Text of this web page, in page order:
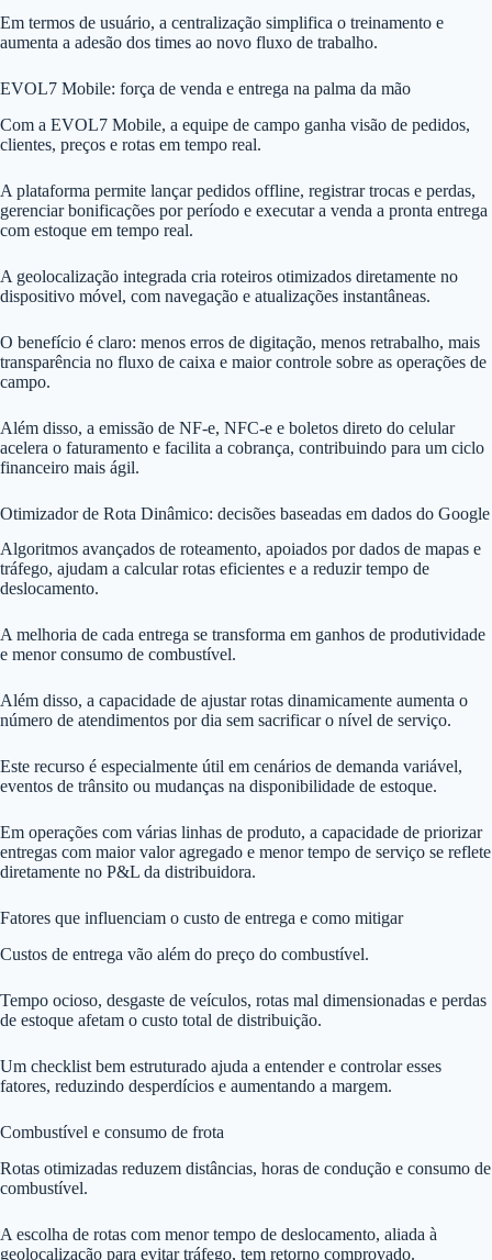
Em termos de usuário, a centralização simplifica o treinamento e
aumenta a adesão dos times ao novo fluxo de trabalho.
EVOL7 Mobile: força de venda e entrega na palma da mão
Com a EVOL7 Mobile, a equipe de campo ganha visão de pedidos,
clientes, preços e rotas em tempo real.
A plataforma permite lançar pedidos offline, registrar trocas e perdas,
gerenciar bonificações por período e executar a venda a pronta entrega
com estoque em tempo real.
A geolocalização integrada cria roteiros otimizados diretamente no
dispositivo móvel, com navegação e atualizações instantâneas.
O benefício é claro: menos erros de digitação, menos retrabalho, mais
transparência no fluxo de caixa e maior controle sobre as operações de
campo.
Além disso, a emissão de NF-e, NFC-e e boletos direto do celular
acelera o faturamento e facilita a cobrança, contribuindo para um ciclo
financeiro mais ágil.
Otimizador de Rota Dinâmico: decisões baseadas em dados do Google
Algoritmos avançados de roteamento, apoiados por dados de mapas e
tráfego, ajudam a calcular rotas eficientes e a reduzir tempo de
deslocamento.
A melhoria de cada entrega se transforma em ganhos de produtividade
e menor consumo de combustível.
Além disso, a capacidade de ajustar rotas dinamicamente aumenta o
número de atendimentos por dia sem sacrificar o nível de serviço.
Este recurso é especialmente útil em cenários de demanda variável,
eventos de trânsito ou mudanças na disponibilidade de estoque.
Em operações com várias linhas de produto, a capacidade de priorizar
entregas com maior valor agregado e menor tempo de serviço se reflete
diretamente no P&L da distribuidora.
Fatores que influenciam o custo de entrega e como mitigar
Custos de entrega vão além do preço do combustível.
Tempo ocioso, desgaste de veículos, rotas mal dimensionadas e perdas
de estoque afetam o custo total de distribuição.
Um checklist bem estruturado ajuda a entender e controlar esses
fatores, reduzindo desperdícios e aumentando a margem.
Combustível e consumo de frota
Rotas otimizadas reduzem distâncias, horas de condução e consumo de
combustível.
A escolha de rotas com menor tempo de deslocamento, aliada à
geolocalização para evitar tráfego, tem retorno comprovado.